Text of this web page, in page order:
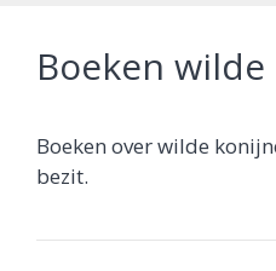
Boeken
Boeken over wilde
bezit.